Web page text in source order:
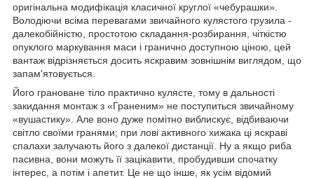
оригінальна модифікація класичної круглої «чебурашки».
Володіючи всіма перевагами звичайного кулястого грузила -
далекобійністю, простотою складання-розбирання, чіткістю
опуклого маркування маси і гранично доступною ціною, цей
вантаж відрізняється досить яскравим зовнішнім виглядом, що
запам'ятовується.
Його грановане тіло практично кулясте, тому в дальності
закидання монтаж з «Граненим» не поступиться звичайному
«вушастику». Але воно дуже помітно виблискує, відбиваючи
світло своїми гранями; при лові активного хижака ці яскраві
спалахи залучають його з далекої дистанції. Ну а якщо риба
пасивна, вони можуть її зацікавити, пробудивши спочатку
інтерес, а потім і апетит. Це не що інше, як усім відомий